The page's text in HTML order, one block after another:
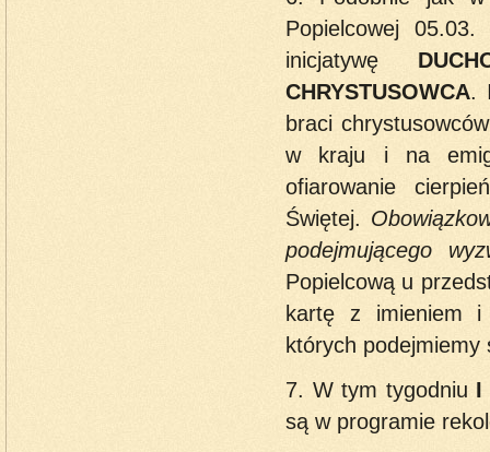
Popielcowej
inicjatywę
CHRYSTUSOWCA.
braci
w kraju i na
ofiarowanie
Świętej.
podejmującego
Popielcową u
kartę z imieniem i
których
7. W tym tygodniu I
są w programie